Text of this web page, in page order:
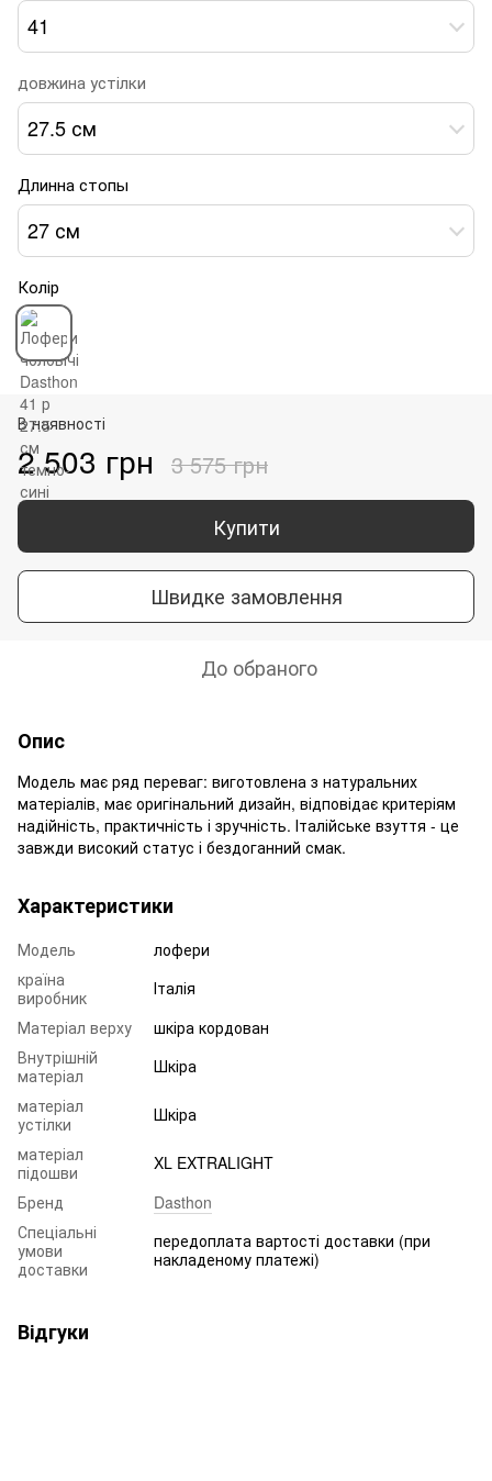
41
довжина устілки
27.5 см
Длинна стопы
27 см
Колір
В наявності
2 503 грн 3 575 грн
Купити
Швидке замовлення
До обраного
Опис
Модель має ряд переваг: виготовлена з натуральних
матеріалів, має оригінальний дизайн, відповідає критеріям
надійність, практичність і зручність. Італійське взуття - це
завжди високий статус і бездоганний смак.
Характеристики
Модель
лофери
країна
виробник
Італія
Матеріал верху
шкіра кордован
Внутрішній
матеріал
Шкіра
матеріал
устілки
Шкіра
матеріал
підошви
XL EXTRALIGHT
Бренд
Dasthon
Спеціальні
умови
доставки
передоплата вартості доставки (при
накладеному платежі)
Відгуки